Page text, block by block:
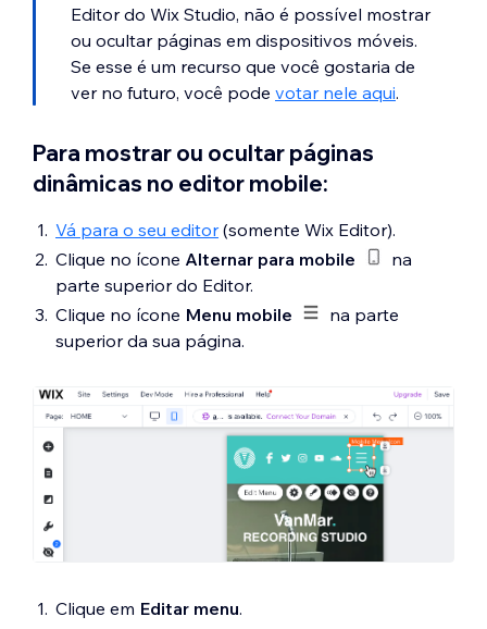
Editor do Wix Studio, não é possível mostrar
ou ocultar páginas em dispositivos móveis.
Se esse é um recurso que você gostaria de
ver no futuro, você pode votar nele aqui.
Para mostrar ou ocultar páginas
dinâmicas no editor mobile:
Vá para o seu editor (somente Wix Editor).
Clique no ícone Alternar para mobile
na
parte superior do Editor.
Clique no ícone Menu mobile
na parte
superior da sua página.
Clique em Editar menu.